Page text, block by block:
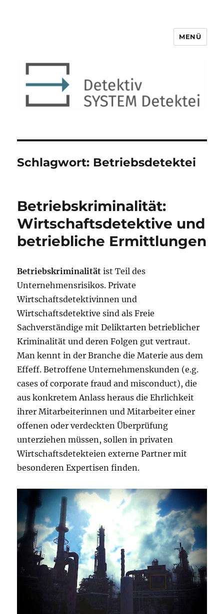
Detektiv SYSTEM Detektei ®
MENÜ
Schlagwort: Betriebsdetektei
Betriebskriminalität:
Wirtschaftsdetektive und
betriebliche Ermittlungen
Betriebskriminalität ist Teil des
Unternehmensrisikos. Private
Wirtschaftsdetektivinnen und
Wirtschaftsdetektive sind als Freie
Sachverständige mit Deliktarten betrieblicher
Kriminalität und deren Folgen gut vertraut.
Man kennt in der Branche die Materie aus dem
Effeff. Betroffene Unternehmenskunden (e.g.
cases of corporate fraud and misconduct), die
aus konkretem Anlass heraus die Ehrlichkeit
ihrer Mitarbeiterinnen und Mitarbeiter einer
offenen oder verdeckten Überprüfung
unterziehen müssen, sollen in privaten
Wirtschaftsdetekteien externe Partner mit
besonderen Expertisen finden.